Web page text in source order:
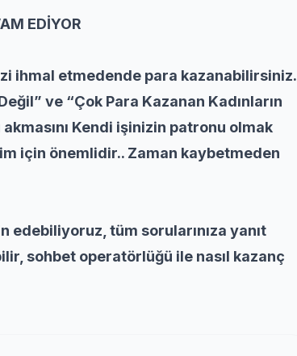
EDİYOR
ihmal etmedende para kazanabilirsiniz.
ve “Çok Para Kazanan Kadınların
Kendi işinizin patronu olmak
için önemlidir.. Zaman kaybetmeden
tüm sorularınıza yanıt
sohbet operatörlüğü ile nasıl kazanç